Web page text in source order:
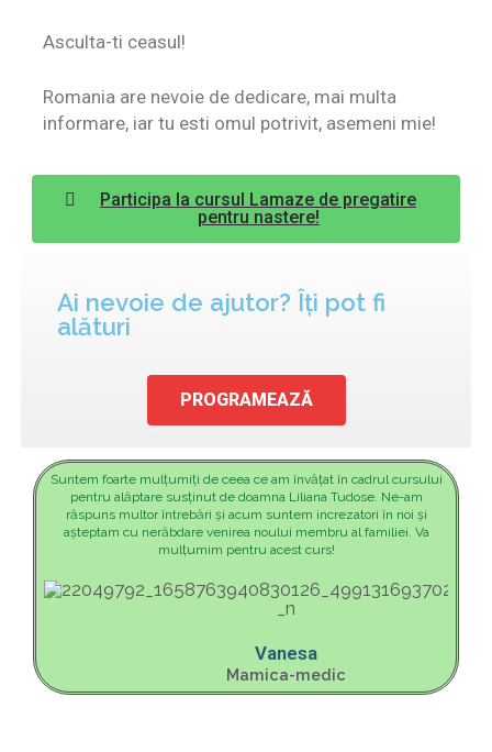
Asculta-ti ceasul!
Romania are nevoie de dedicare, mai multa
informare, iar tu esti omul potrivit, asemeni mie!
Participa la cursul Lamaze de pregatire
pentru nastere!
Ai nevoie de ajutor? Îți pot fi
alături
PROGRAMEAZĂ
Suntem foarte mulțumiți de ceea ce am învățat în cadrul cursului
pentru alăptare susținut de doamna Liliana Tudose. Ne-am
răspuns multor întrebări și acum suntem increzatori în noi și
așteptam cu nerăbdare venirea noului membru al familiei. Va
mulțumim pentru acest curs!
Vanesa
Mamica-medic